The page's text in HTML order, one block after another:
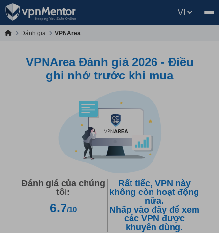
VI
Đánh giá VPNArea
VPNArea Đánh giá 2026 - Điều
ghi nhớ trước khi mua
Đánh giá của chúng
tôi:
6.7/10
Rất tiếc, VPN này
không còn hoạt động
nữa.
Nhấp vào đây để xem
các VPN được
khuyên dùng.